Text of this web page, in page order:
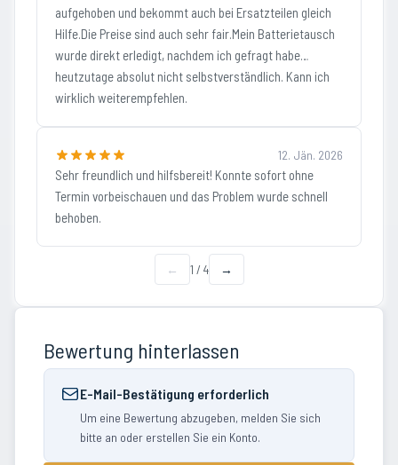
aufgehoben und bekommt auch bei Ersatzteilen gleich
Hilfe.Die Preise sind auch sehr fair.Mein Batterietausch
wurde direkt erledigt, nachdem ich gefragt habe…
heutzutage absolut nicht selbstverständlich. Kann ich
wirklich weiterempfehlen.
12. Jän. 2026
Sehr freundlich und hilfsbereit! Konnte sofort ohne
Termin vorbeischauen und das Problem wurde schnell
behoben.
← 1 / 4 →
Bewertung hinterlassen
E-Mail-Bestätigung erforderlich
Um eine Bewertung abzugeben, melden Sie sich
bitte an oder erstellen Sie ein Konto.